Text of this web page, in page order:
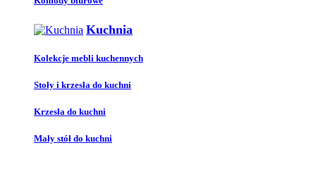
Kuchnia
Kolekcje mebli kuchennych
Stoły i krzesła do kuchni
Krzesła do kuchni
Mały stół do kuchni